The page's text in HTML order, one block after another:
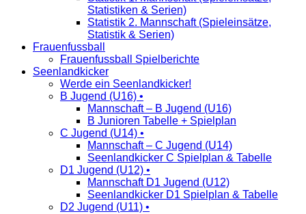
Statistiken & Serien)
Statistik 2. Mannschaft (Spieleinsätze,
Statistik & Serien)
Frauenfussball
Frauenfussball Spielberichte
Seenlandkicker
Werde ein Seenlandkicker!
B Jugend (U16) •
Mannschaft – B Jugend (U16)
B Junioren Tabelle + Spielplan
C Jugend (U14) •
Mannschaft – C Jugend (U14)
Seenlandkicker C Spielplan & Tabelle
D1 Jugend (U12) •
Mannschaft D1 Jugend (U12)
Seenlandkicker D1 Spielplan & Tabelle
D2 Jugend (U11) •